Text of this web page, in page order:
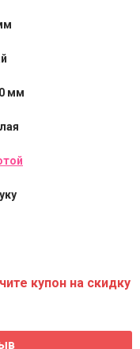
мм
купон на скидку